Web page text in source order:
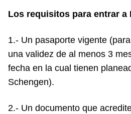
Los requisitos para entrar a
1.- Un pasaporte vigente
una validez de al menos 3
fecha en la cual tienen
Schengen).
2.- Un documento que